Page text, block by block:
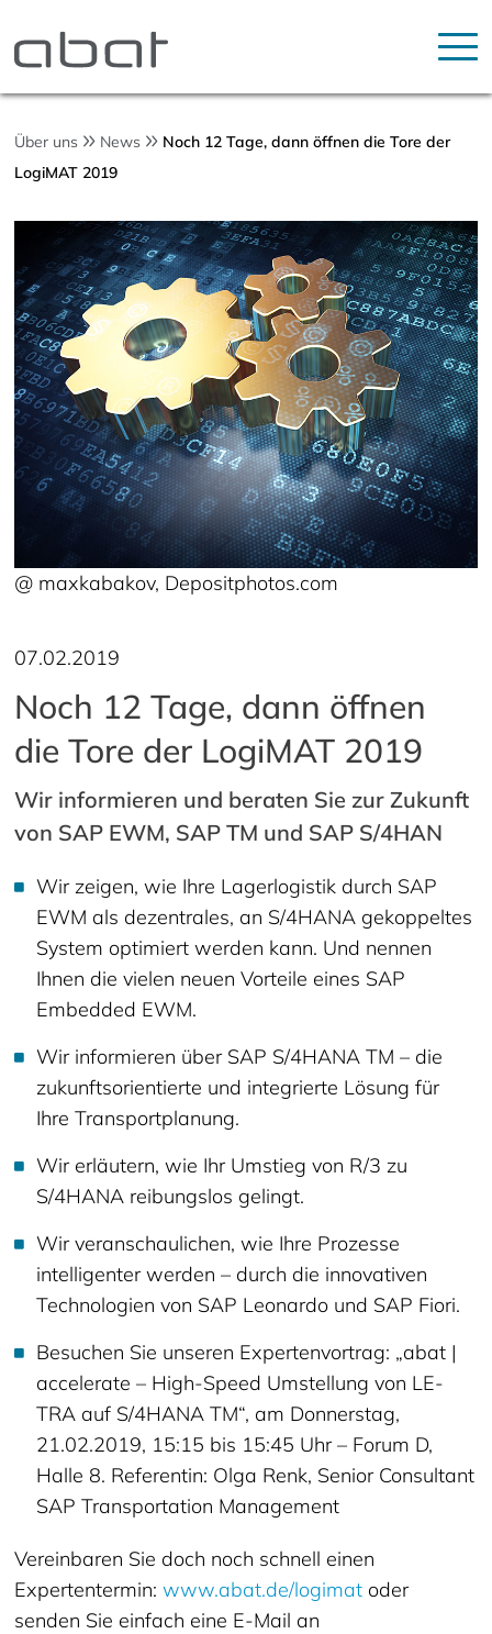
Über uns News
Noch 12 Tage, dann öffnen die Tore der
LogiMAT 2019
@ maxkabakov, Depositphotos.com
07.02.2019
Noch 12 Tage, dann öffnen
die Tore der LogiMAT 2019
Wir informieren und beraten Sie zur Zukunft
von SAP EWM, SAP TM und SAP S/4HAN
Wir zeigen, wie Ihre Lagerlogistik durch SAP
EWM als dezentrales, an S/4HANA gekoppeltes
System optimiert werden kann. Und nennen
Ihnen die vielen neuen Vorteile eines SAP
Embedded EWM.
Wir informieren über SAP S/4HANA TM – die
zukunftsorientierte und integrierte Lösung für
Ihre Transportplanung.
Wir erläutern, wie Ihr Umstieg von R/3 zu
S/4HANA reibungslos gelingt.
Wir veranschaulichen, wie Ihre Prozesse
intelligenter werden – durch die innovativen
Technologien von SAP Leonardo und SAP Fiori.
Besuchen Sie unseren Expertenvortrag: „abat |
accelerate – High-Speed Umstellung von LE-
TRA auf S/4HANA TM“, am Donnerstag,
21.02.2019, 15:15 bis 15:45 Uhr – Forum D,
Halle 8. Referentin: Olga Renk, Senior Consultant
SAP Transportation Management
Vereinbaren Sie doch noch schnell einen
Expertentermin:www.abat.de/logimat oder
senden Sie einfach eine E-Mail an